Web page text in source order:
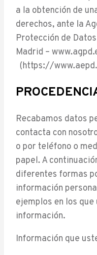
a la obtención de
derechos, ante la
Protección de
Madrid –
(https://
Recabamos datos
contacta con
o por teléfono o
papel. A
diferentes formas
información
ejemplos en los
información.
Información que